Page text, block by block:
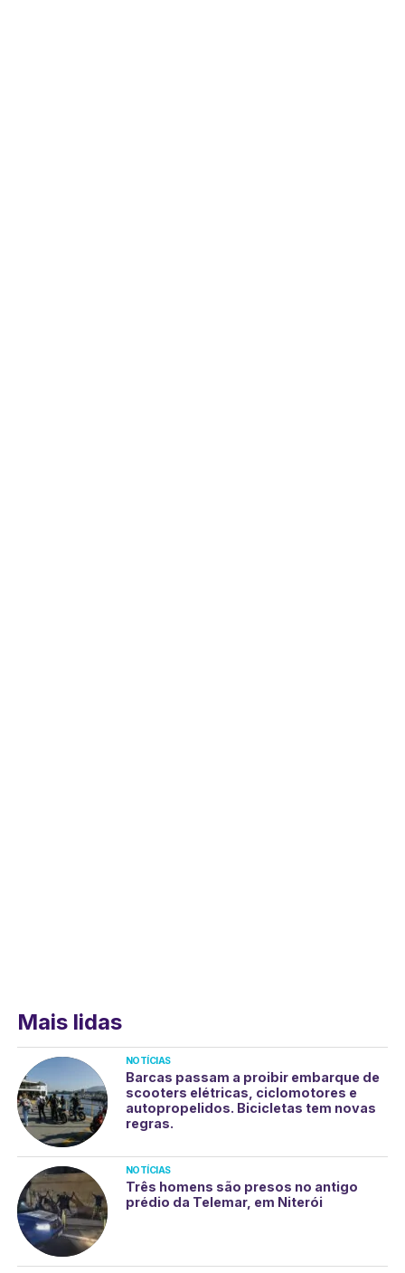
Mais lidas
NOTÍCIAS
Barcas passam a proibir embarque de
scooters elétricas, ciclomotores e
autopropelidos. Bicicletas tem novas
regras.
NOTÍCIAS
Três homens são presos no antigo
prédio da Telemar, em Niterói